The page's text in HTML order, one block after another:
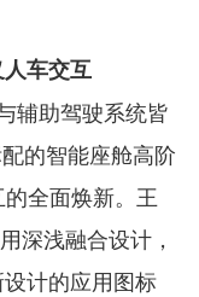
车交互
辅助驾驶系统皆
的智能座舱高阶
全面焕新。王
深浅融合设计，
计的应用图标